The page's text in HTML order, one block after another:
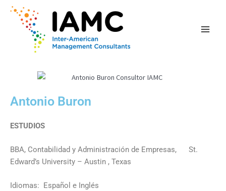
contenido
Antonio Buron
ESTUDIOS
BBA, Contabilidad y Administración de Empresas, St.
Edward’s University – Austin , Texas
Idiomas: Español e Inglés